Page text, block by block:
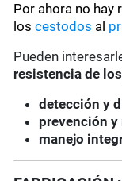
Por ahora no hay
loscestodos al
Pueden
resistencia de
detección y
prevención y
manejo